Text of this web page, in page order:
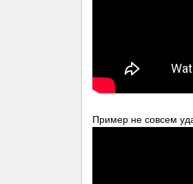
Пример не совсем